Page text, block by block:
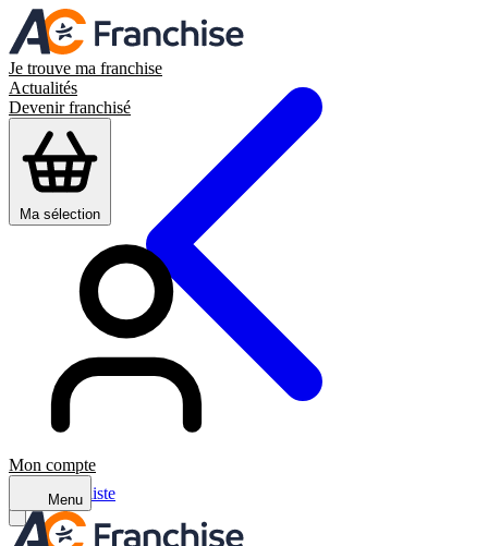
Je trouve ma franchise
Actualités
Devenir franchisé
Ma sélection
Mon compte
Menu
Retour à la liste